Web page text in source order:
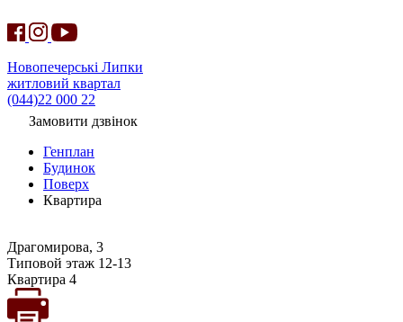
Новопечерські Липки
житловий квартал
(044)22 000 22
Замовити дзвінок
Генплан
Будинок
Поверх
Квартира
Драгомирова, 3
Типовой этаж 12-13
Квартира 4